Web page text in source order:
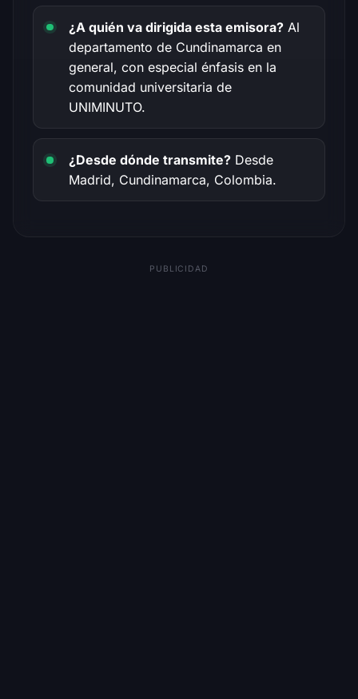
¿A quién va dirigida esta emisora? Al
departamento de Cundinamarca en
general, con especial énfasis en la
comunidad universitaria de
UNIMINUTO.
¿Desde dónde transmite? Desde
Madrid, Cundinamarca, Colombia.
PUBLICIDAD